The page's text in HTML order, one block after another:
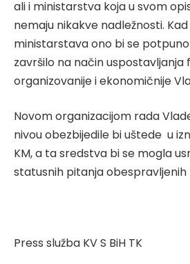
ali i ministarstva koja u svom
nemaju nikakve nadležnosti.
ministarstava ono bi se
završilo na način uspostavljanja
organizovanije i ekonomičnije
Novom organizacijom rada
nivou obezbijedile bi uštede u
KM, a ta sredstva bi se mogla
statusnih pitanja obespravljenih
Press služba KV S BiH TK